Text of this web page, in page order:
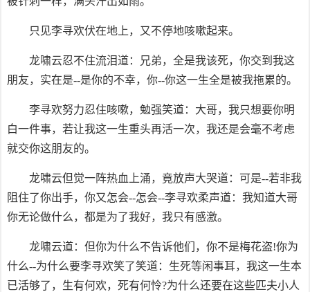
只见李寻欢伏在地上，又不停地咳嗽起来。
龙啸云忍不住流泪道：兄弟，全是我该死，你交到我这
朋友，实在是--是你的不幸，你--你这一生全是被我拖累的。
李寻欢努力忍住咳嗽，勉强笑道：大哥，我只想要你明
白一件事，若让我这一生重头再活一次，我还是会毫不考虑
就交你这朋友的。
龙啸云但觉一阵热血上涌，竟放声大哭道：可是--若非我
阻住了你出手，你又怎会--怎会--李寻欢柔声道：我知道大哥
你无论做什么，都是为了我好，我只有感激。
龙啸云道：但你为什么不告诉他们，你不是梅花盗!你为
什么--为什么要李寻欢笑了笑道：生死等闲事耳，我这一生本
已活够了，生有何欢，死有何怜?为什么还要在这些匹夫小人